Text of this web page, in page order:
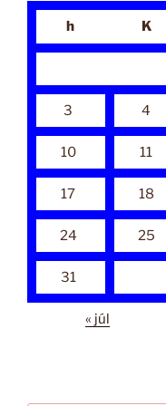
h K
3 4
10 11
17 18
24 25
31
« júl